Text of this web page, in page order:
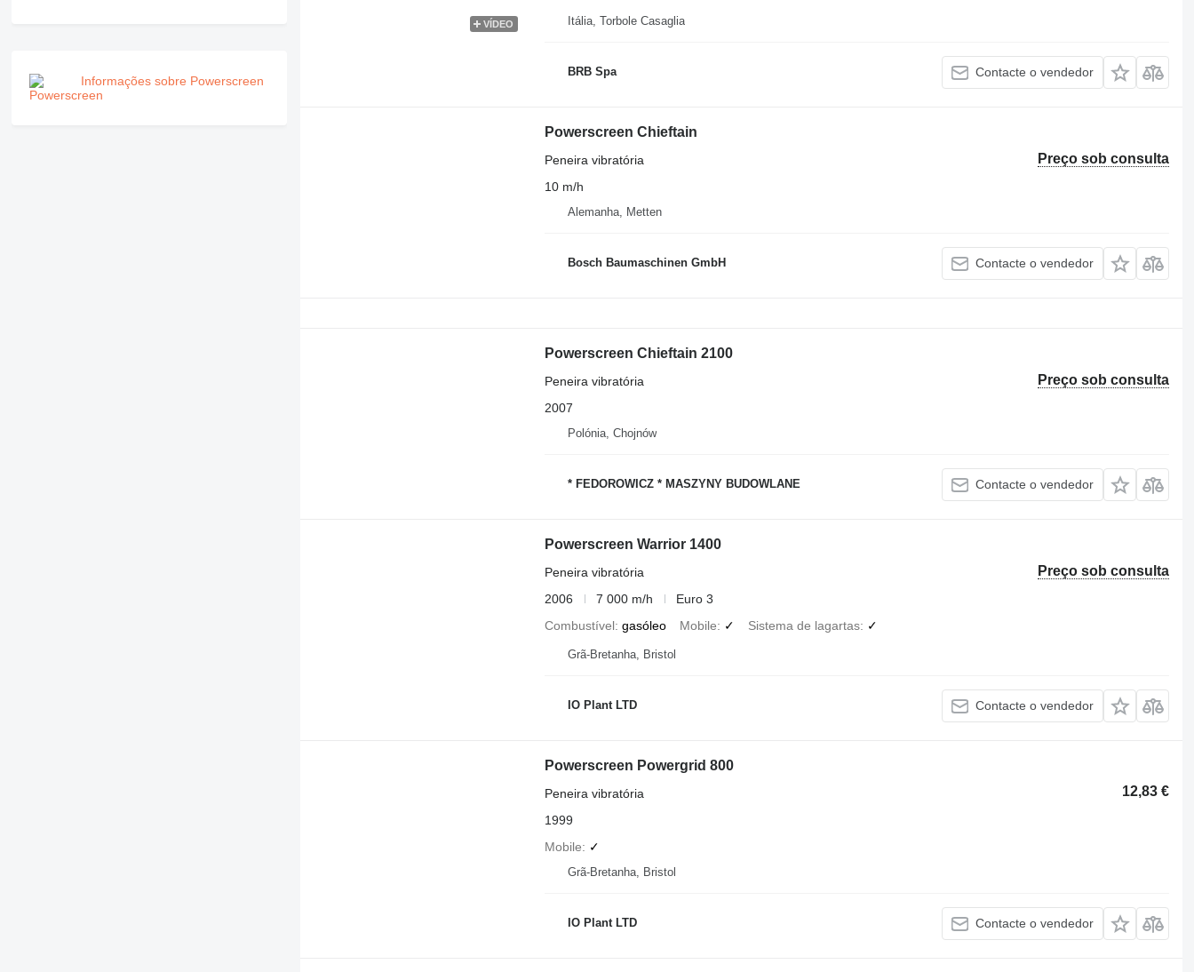
Informações sobre Powerscreen
VÍDEO Itália, Torbole Casaglia
BRB Spa Contacte o vendedor
Powerscreen Chieftain
Preço sob consulta
Peneira vibratória
10 m/h
Alemanha, Metten
Bosch Baumaschinen GmbH Contacte o vendedor
Powerscreen Chieftain 2100
Preço sob consulta
Peneira vibratória
2007
Polónia, Chojnów
* FEDOROWICZ * MASZYNY BUDOWLANE Contacte o vendedor
Powerscreen Warrior 1400
Preço sob consulta
Peneira vibratória
2006
7 000 m/h
Euro 3
Combustível gasóleo Mobile ✓ Sistema de lagartas ✓
Grã-Bretanha, Bristol
IO Plant LTD Contacte o vendedor
Powerscreen Powergrid 800
12,83 €
Peneira vibratória
1999
Mobile
✓
Grã-Bretanha, Bristol
IO Plant LTD Contacte o vendedor